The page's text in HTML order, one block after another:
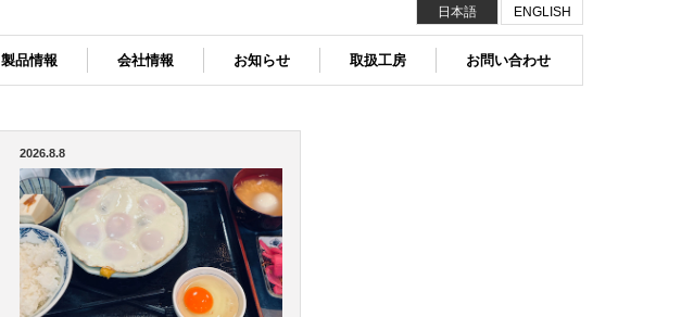
製品情報 会社情報 お知らせ 取扱工房 お問い合わせ
日本語 ENGLISH
2026.8.8